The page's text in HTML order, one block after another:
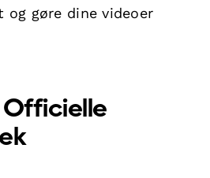
og gøre dine videoer
Officielle